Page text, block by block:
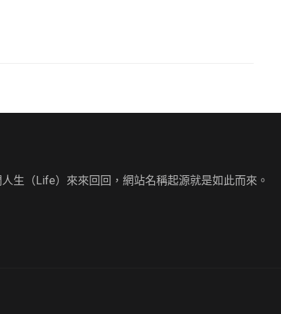
生（Life）來來回回，網站名稱起源就是如此而來。